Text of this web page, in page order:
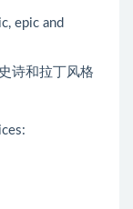
epic and
诗和拉丁风格